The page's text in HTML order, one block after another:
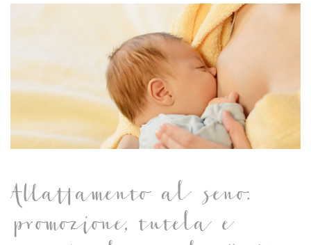
Allattamento al seno:
promozione, tutela e